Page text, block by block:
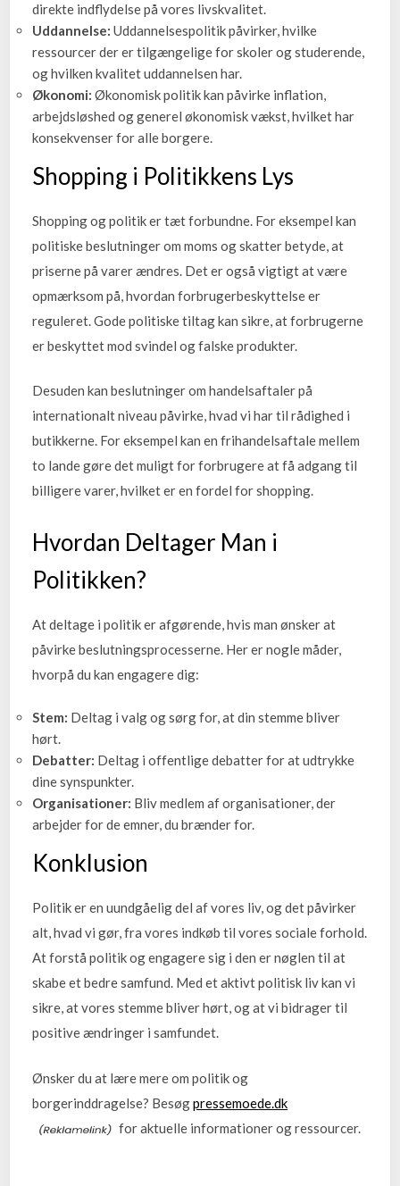
direkte indflydelse på vores livskvalitet.
Uddannelse: Uddannelsespolitik påvirker, hvilke
ressourcer der er tilgængelige for skoler og studerende,
og hvilken kvalitet uddannelsen har.
Økonomi: Økonomisk politik kan påvirke inflation,
arbejdsløshed og generel økonomisk vækst, hvilket har
konsekvenser for alle borgere.
Shopping i Politikkens Lys
Shopping og politik er tæt forbundne. For eksempel kan
politiske beslutninger om moms og skatter betyde, at
priserne på varer ændres. Det er også vigtigt at være
opmærksom på, hvordan forbrugerbeskyttelse er
reguleret. Gode politiske tiltag kan sikre, at forbrugerne
er beskyttet mod svindel og falske produkter.
Desuden kan beslutninger om handelsaftaler på
internationalt niveau påvirke, hvad vi har til rådighed i
butikkerne. For eksempel kan en frihandelsaftale mellem
to lande gøre det muligt for forbrugere at få adgang til
billigere varer, hvilket er en fordel for shopping.
Hvordan Deltager Man i
Politikken?
At deltage i politik er afgørende, hvis man ønsker at
påvirke beslutningsprocesserne. Her er nogle måder,
hvorpå du kan engagere dig:
Stem: Deltag i valg og sørg for, at din stemme bliver
hørt.
Debatter: Deltag i offentlige debatter for at udtrykke
dine synspunkter.
Organisationer: Bliv medlem af organisationer, der
arbejder for de emner, du brænder for.
Konklusion
Politik er en uundgåelig del af vores liv, og det påvirker
alt, hvad vi gør, fra vores indkøb til vores sociale forhold.
At forstå politik og engagere sig i den er nøglen til at
skabe et bedre samfund. Med et aktivt politisk liv kan vi
sikre, at vores stemme bliver hørt, og at vi bidrager til
positive ændringer i samfundet.
Ønsker du at lære mere om politik og
borgerinddragelse? Besøgpressemoede.dk
for aktuelle informationer og ressourcer.